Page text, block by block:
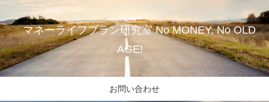
マネーライフプラン研究室 No MONEY, No OLD
AGE!
お問い合わせ